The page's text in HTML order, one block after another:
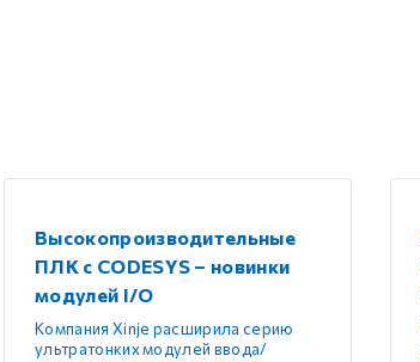
Высокопроизводительные
ПЛК с CODESYS – новинки
модулей I/O
Компания Xinje расширила серию
ультратонких модулей ввода/